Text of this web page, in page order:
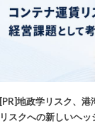
[PR]地政学リスク、
リスクへの新しいヘッ